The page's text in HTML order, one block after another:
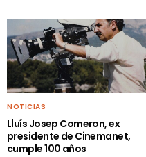
NOTICIAS
Lluís Josep Comeron, ex
presidente de Cinemanet,
cumple 100 años